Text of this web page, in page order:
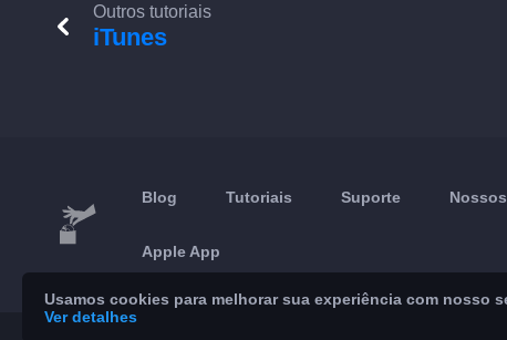
Outros tutoriais
iTunes
Blog Tutoriais Suporte
Apple App
Usamos cookies para melhorar sua experiência com nosso
Ver detalhes